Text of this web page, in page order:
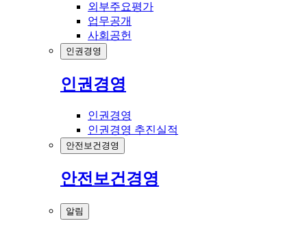
외부주요평가
업무공개
사회공헌
인권경영
인권경영
인권경영
인권경영 추진실적
안전보건경영
안전보건경영
알림